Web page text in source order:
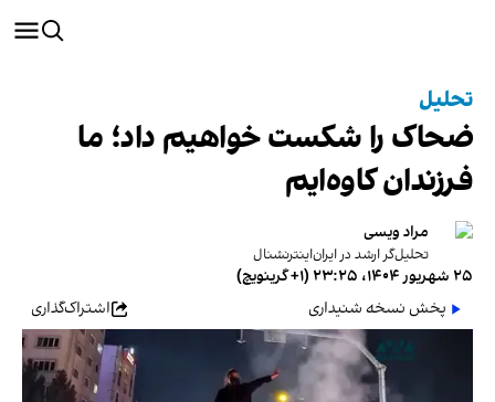
تحلیل
ضحاک را شکست خواهیم داد؛ ما
فرزندان کاوه‌ایم
مراد ویسی
تحلیل‌گر ارشد در ایران‌اینترنشنال
۲۵ شهریور ۱۴۰۴، ۲۳:۲۵ (‎+۱ گرینویچ)
پخش نسخه شنیداری
اشتراک‌گذاری